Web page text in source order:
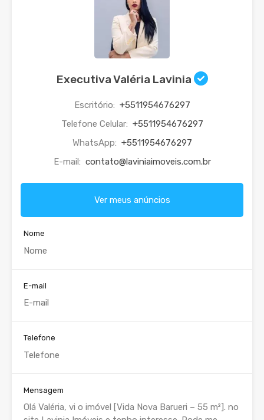
Executiva Valéria Lavinia
Escritório: +5511954676297
Telefone Celular: +5511954676297
WhatsApp: +5511954676297
E-mail: contato@laviniaimoveis.com.br
Ver meus anúncios
Nome
E-mail
Telefone
Mensagem